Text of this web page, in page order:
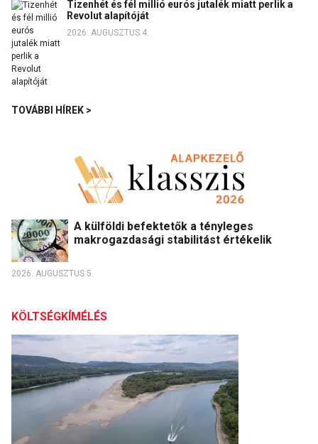
Tizenhét és fél millió eurós jutalék miatt perlik a
Revolut alapítóját
2026. AUGUSZTUS 4.
TOVÁBBI HÍREK >
A külföldi befektetők a tényleges
makrogazdasági stabilitást értékelik
2026. AUGUSZTUS 5.
KÖLTSÉGKÍMÉLÉS